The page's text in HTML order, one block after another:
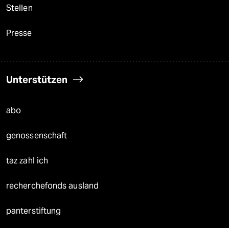
Stellen
Presse
Unterstützen
abo
genossenschaft
taz zahl ich
recherchefonds ausland
panterstiftung